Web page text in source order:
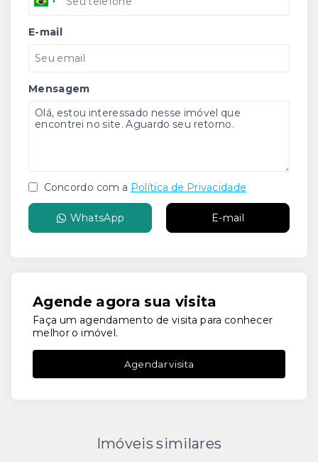
E-mail
Mensagem
Concordo com a Política de Privacidade
WhatsApp E-mail
Agende agora sua visita
Faça um agendamento de visita para conhecer
melhor o imóvel.
Agendar visita
Imóveis similares